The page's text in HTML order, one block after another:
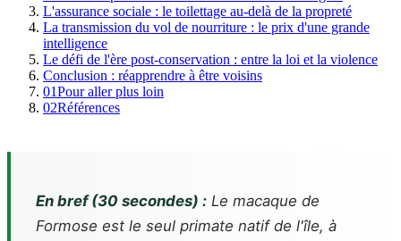
L'assurance sociale : le toilettage au-delà de la propreté
La transmission du vol de nourriture : le prix d'une grande
intelligence
Le défi de l'ère post-conservation : entre la loi et la violence
Conclusion : réapprendre à être voisins
01Pour aller plus loin
02Références
En bref (30 secondes) : Le macaque de
Formose est le seul primate natif de l'île, à